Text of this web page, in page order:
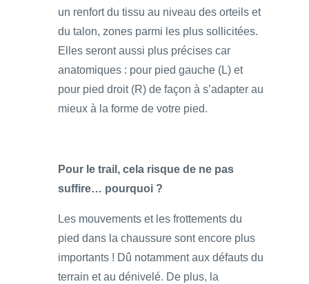
un renfort du tissu au niveau des orteils et
du talon, zones parmi les plus sollicitées.
Elles seront aussi plus précises car
anatomiques : pour pied gauche (L) et
pour pied droit (R) de façon à s’adapter au
mieux à la forme de votre pied.
Pour le trail, cela risque de ne pas
suffire… pourquoi ?
Les mouvements et les frottements du
pied dans la chaussure sont encore plus
importants ! Dû notamment aux défauts du
terrain et au dénivelé. De plus, la